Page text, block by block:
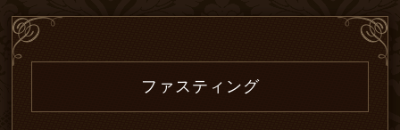
ファスティング